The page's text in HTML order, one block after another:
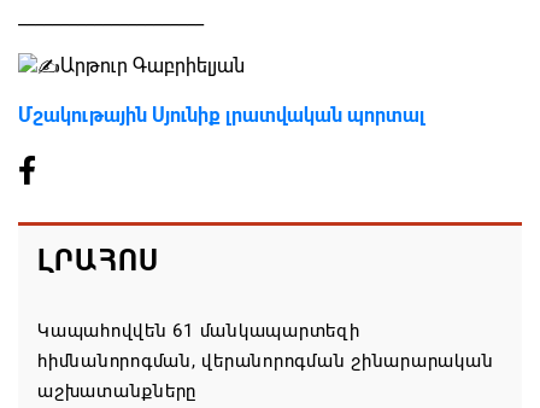
Արթուր Գաբրիելյան
Մշակութային Սյունիք լրատվական պորտալ
ԼՐԱՀՈՍ
Կապահովվեն 61 մանկապարտեզի
հիմնանորոգման, վերանորոգման շինարարական
աշխատանքները